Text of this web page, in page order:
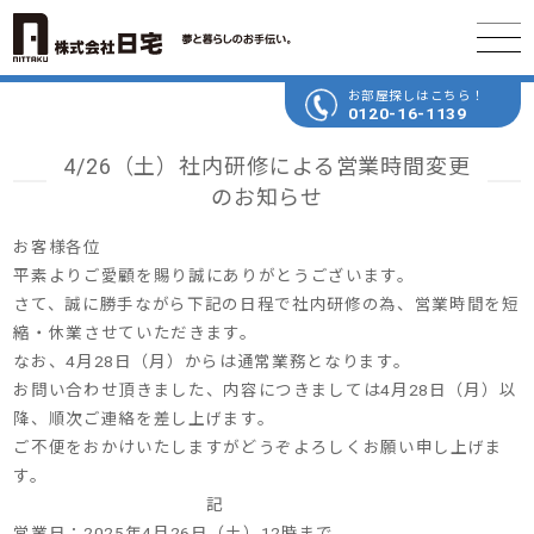
お部屋探しはこちら！
0120-16-1139
4/26（土）社内研修による営業時間変更
のお知らせ
お客様各位
平素よりご愛顧を賜り誠にありがとうございます。
さて、誠に勝手ながら下記の日程で社内研修の為、営業時間を短
縮・休業させていただきます。
なお、4月28日（月）からは通常業務となります。
お問い合わせ頂きました、内容につきましては4月28日（月）以
降、順次ご連絡を差し上げます。
ご不便をおかけいたしますがどうぞよろしくお願い申し上げま
す。
記